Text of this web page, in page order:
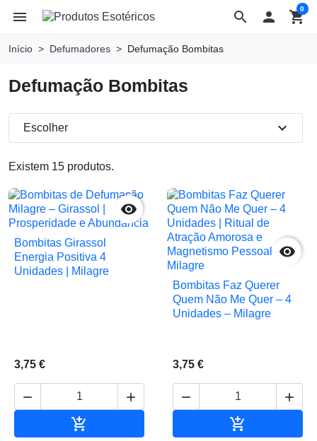
search
menu  shopping_cart
0
Início Defumadores Defumação Bombitas
Defumação Bombitas
Existem 15 produtos.
Escolher expand_more

Bombitas Girassol
Energia Positiva 4
Unidades | Milagre
3,75 €
 


Bombitas Faz Querer
Quem Não Me Quer – 4
Unidades – Milagre
3,75 €
 
